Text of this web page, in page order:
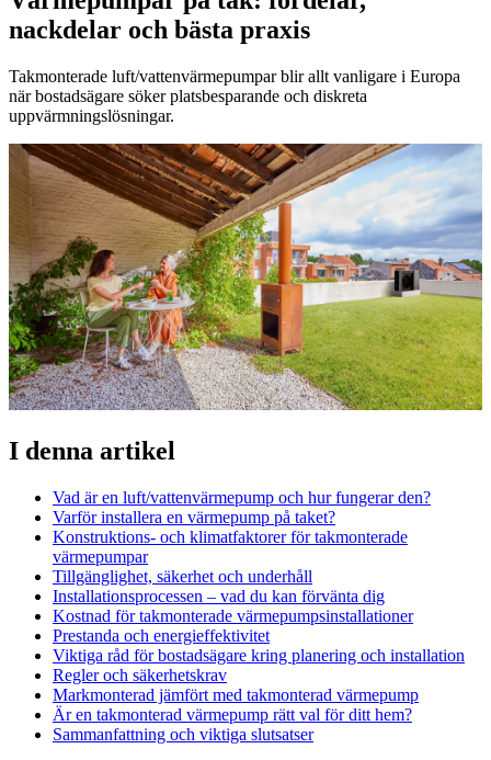
nackdelar och bästa praxis
Takmonterade luft/vattenvärmepumpar blir allt vanligare i Europa
när bostadsägare söker platsbesparande och diskreta
uppvärmningslösningar.
I denna artikel
Vad är en luft/vattenvärmepump och hur fungerar den?
Varför installera en värmepump på taket?
Konstruktions- och klimatfaktorer för takmonterade
värmepumpar
Tillgänglighet, säkerhet och underhåll
Installationsprocessen – vad du kan förvänta dig
Kostnad för takmonterade värmepumpsinstallationer
Prestanda och energieffektivitet
Viktiga råd för bostadsägare kring planering och installation
Regler och säkerhetskrav
Markmonterad jämfört med takmonterad värmepump
Är en takmonterad värmepump rätt val för ditt hem?
Sammanfattning och viktiga slutsatser